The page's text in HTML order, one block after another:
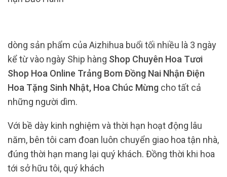
dòng sản phẩm của Aizhihua buổi tối nhiều là 3 ngày
kể từ vào ngày Ship hàng Shop Chuyên Hoa Tươi
Shop Hoa Online Trảng Bom Đồng Nai Nhận Điện
Hoa Tặng Sinh Nhật, Hoa Chúc Mừng cho tất cả
những người dìm.
Với bề dày kinh nghiệm và thời hạn hoạt động lâu
năm, bên tôi cam đoan luôn chuyển giao hoa tận nhà,
đúng thời hạn mang lại quý khách. Đồng thời khi hoa
tới sở hữu tôi, quý khách